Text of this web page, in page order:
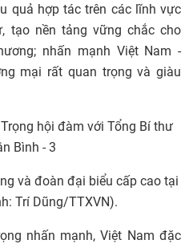
quả hợp tác trên các lĩnh vực
tạo nền tảng vững chắc cho
nhấn mạnh Việt Nam -
mại rất quan trọng và giàu
và đoàn đại biểu cấp cao tại
Trí Dũng/TTXVN).
nhấn mạnh, Việt Nam đặc